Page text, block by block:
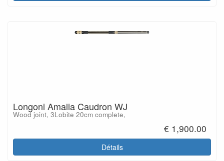
Longoni Amalia Caudron WJ
Wood joint, 3Lobite 20cm complete,
€ 1,900.00
Détails